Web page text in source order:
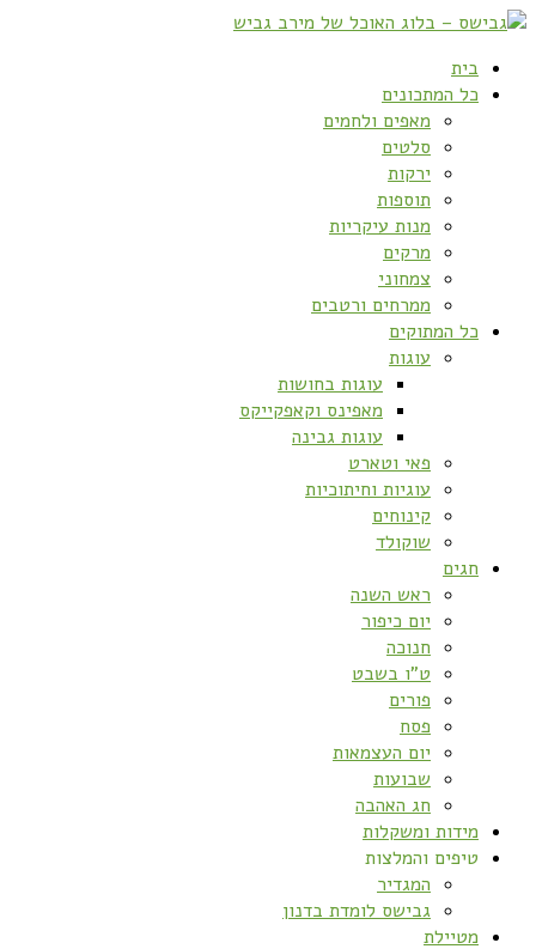
בית
כל המתכונים
מאפים ולחמים
סלטים
ירקות
תוספות
מנות עיקריות
מרקים
צמחוני
ממרחים ורטבים
כל המתוקים
עוגות
עוגות בחושות
מאפינס וקאפקייקס
עוגות גבינה
פאי וטארט
עוגיות וחיתוכיות
קינוחים
שוקולד
חגים
ראש השנה
יום כיפור
חנוכה
ט”ו בשבט
פורים
פסח
יום העצמאות
שבועות
חג האהבה
מידות ומשקלות
טיפים והמלצות
המגדיר
גבישס לומדת בדנון
מטיילת